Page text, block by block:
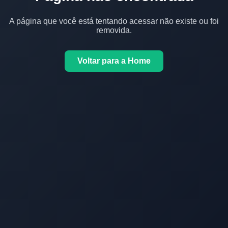
A página que você está tentando acessar não existe ou foi
removida.
Voltar para a Home